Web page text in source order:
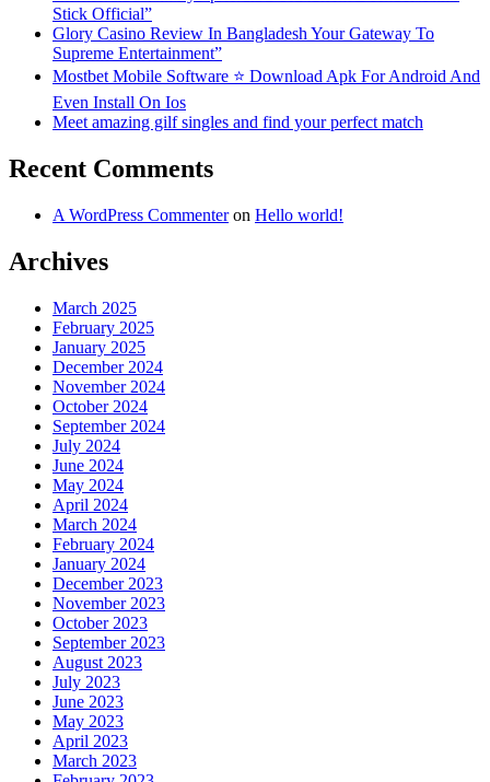
Stick Official”
Glory Casino Review In Bangladesh Your Gateway To
Supreme Entertainment”
Mostbet Mobile Software ⭐️ Download Apk For Android And
Even Install On Ios
Meet amazing gilf singles and find your perfect match
Recent Comments
A WordPress Commenteron Hello world!
Archives
March 2025
February 2025
January 2025
December 2024
November 2024
October 2024
September 2024
July 2024
June 2024
May 2024
April 2024
March 2024
February 2024
January 2024
December 2023
November 2023
October 2023
September 2023
August 2023
July 2023
June 2023
May 2023
April 2023
March 2023